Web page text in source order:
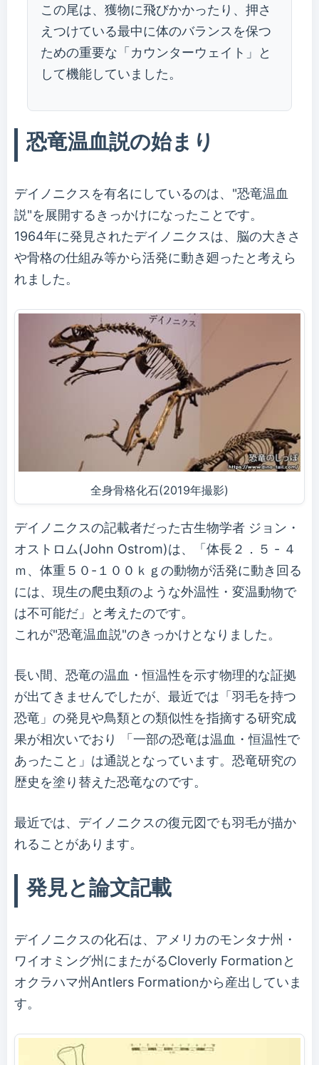
この尾は、獲物に飛びかかったり、押さ
えつけている最中に体のバランスを保つ
ための重要な「カウンターウェイト」と
して機能していました。
恐竜温血説の始まり
デイノニクスを有名にしているのは、"恐竜温血
説"を展開するきっかけになったことです。
1964年に発見されたデイノニクスは、脳の大きさ
や骨格の仕組み等から活発に動き廻ったと考えら
れました。
全身骨格化石(2019年撮影)
デイノニクスの記載者だった古生物学者 ジョン・
オストロム(John Ostrom)は、「体長２．５ - ４
ｍ、体重５０-１００ｋｇの動物が活発に動き回る
には、現生の爬虫類のような外温性・変温動物で
は不可能だ」と考えたのです。
これが"恐竜温血説"のきっかけとなりました。
長い間、恐竜の温血・恒温性を示す物理的な証拠
が出てきませんでしたが、最近では「羽毛を持つ
恐竜」の発見や鳥類との類似性を指摘する研究成
果が相次いでおり 「一部の恐竜は温血・恒温性で
あったこと」は通説となっています。恐竜研究の
歴史を塗り替えた恐竜なのです。
最近では、デイノニクスの復元図でも羽毛が描か
れることがあります。
発見と論文記載
デイノニクスの化石は、アメリカのモンタナ州・
ワイオミング州にまたがるCloverly Formationと
オクラハマ州Antlers Formationから産出していま
す。